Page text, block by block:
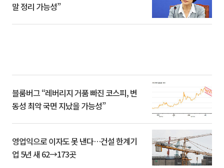
말 정리 가능성”
블룸버그 “레버리지 거품 빠진 코스피, 변
동성 최악 국면 지났을 가능성”
영업익으로 이자도 못 낸다…건설 한계기
업 5년 새 62→173곳